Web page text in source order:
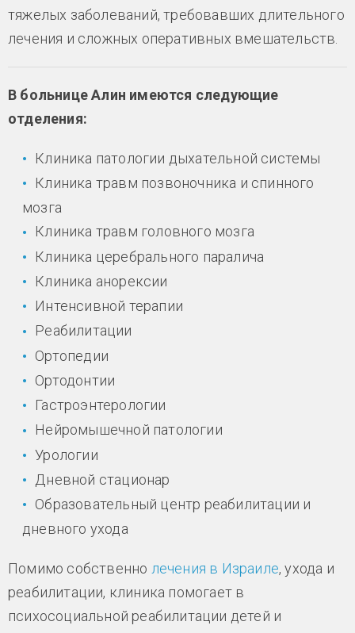
тяжелых заболеваний, требовавших длительного
лечения и сложных оперативных вмешательств.
В больнице Алин имеются следующие
отделения:
Клиника патологии дыхательной системы
Клиника травм позвоночника и спинного
мозга
Клиника травм головного мозга
Клиника церебрального паралича
Клиника анорексии
Интенсивной терапии
Реабилитации
Ортопедии
Ортодонтии
Гастроэнтерологии
Нейромышечной патологии
Урологии
Дневной стационар
Образовательный центр реабилитации и
дневного ухода
Помимо собственно лечения в Израиле, ухода и
реабилитации, клиника помогает в
психосоциальной реабилитации детей и